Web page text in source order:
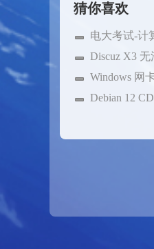
猜你喜欢
电大考试-计
Discuz X3
Windows 网
Debian 12